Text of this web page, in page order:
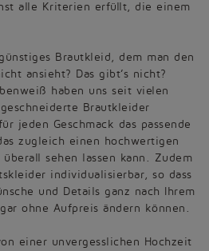
alle Kriterien erfüllt, die einem
Brautkleid, dem man den
ansieht? Das gibt’s nicht?
haben uns seit vielen
Brautkleider
jeden Geschmack das passende
zugleich einen hochwertigen
sehen lassen kann. Zudem
individualisierbar, so dass
und Details ganz nach Ihrem
ohne Aufpreis ändern können.
einer unvergesslichen Hochzeit